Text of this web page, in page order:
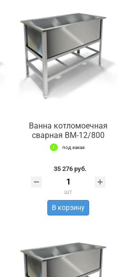
Ванна котломоечная
сварная ВМ-12/800
под заказ
35 276 руб.
шт
В корзину